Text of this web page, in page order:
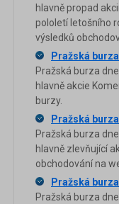
hlavně propad
pololetí letošního
výsledků
Pražská
Pražská burza
hlavně akcie
burzy.
Pražská
Pražská burza
hlavně zlevňující
obchodování na
Pražská
Pražská burza